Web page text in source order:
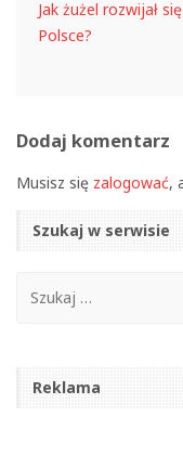
Jak żużel rozwijał
Polsce?
Dodaj komentarz
Musisz się zalogować,
Szukaj w serwisie
Reklama